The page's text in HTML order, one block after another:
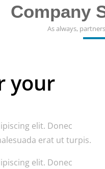
Company
As always,
your
elit. Donec
erat ut turpis.
elit. Donec